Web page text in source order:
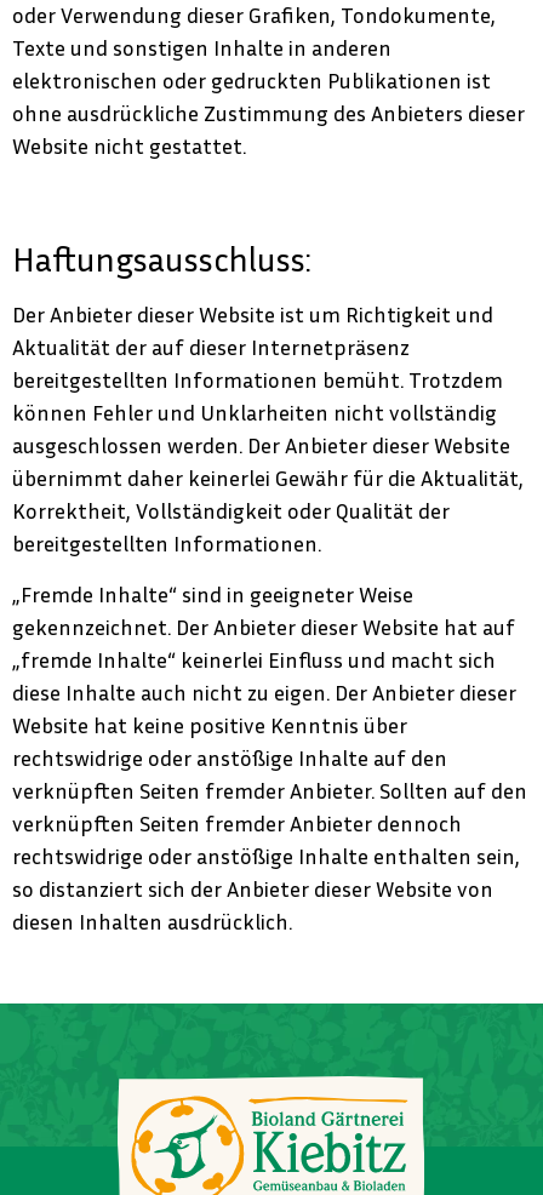
oder Verwendung dieser Grafiken, Tondokumente,
Texte und sonstigen Inhalte in anderen
elektronischen oder gedruckten Publikationen ist
ohne ausdrückliche Zustimmung des Anbieters dieser
Website nicht gestattet.
Haftungsausschluss:
Der Anbieter dieser Website ist um Richtigkeit und
Aktualität der auf dieser Internetpräsenz
bereitgestellten Informationen bemüht. Trotzdem
können Fehler und Unklarheiten nicht vollständig
ausgeschlossen werden. Der Anbieter dieser Website
übernimmt daher keinerlei Gewähr für die Aktualität,
Korrektheit, Vollständigkeit oder Qualität der
bereitgestellten Informationen.
„Fremde Inhalte“ sind in geeigneter Weise
gekennzeichnet. Der Anbieter dieser Website hat auf
„fremde Inhalte“ keinerlei Einfluss und macht sich
diese Inhalte auch nicht zu eigen. Der Anbieter dieser
Website hat keine positive Kenntnis über
rechtswidrige oder anstößige Inhalte auf den
verknüpften Seiten fremder Anbieter. Sollten auf den
verknüpften Seiten fremder Anbieter dennoch
rechtswidrige oder anstößige Inhalte enthalten sein,
so distanziert sich der Anbieter dieser Website von
diesen Inhalten ausdrücklich.